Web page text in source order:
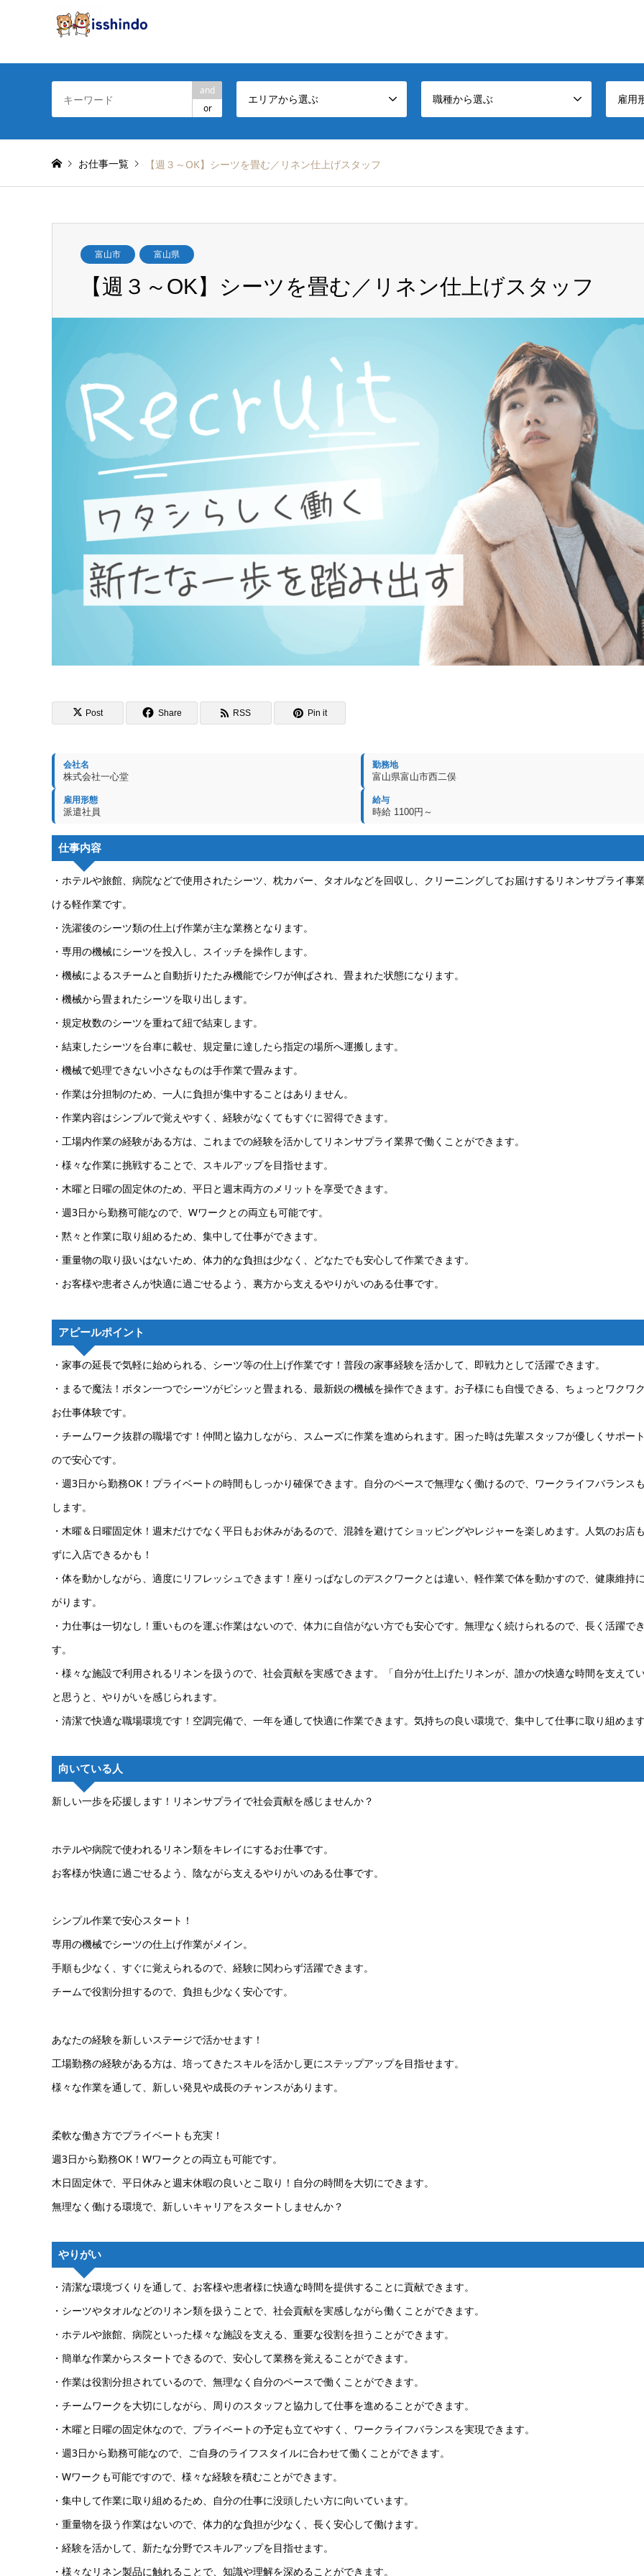
and
or
エリアから選ぶ 職種から選ぶ 雇用
お仕事一覧 【週３～OK】シーツを畳む／リネン仕上げスタッフ
富山市 富山県
【週３～OK】シーツを畳む／リネン仕上げスタッフ
Post Share RSS Pin it
会社名
株式会社一心堂
勤務地
富山県富山市西二俣
雇用形態
派遣社員
給与
時給 1100円～
仕事内容
・ホテルや旅館、病院などで使用されたシーツ、枕カバー、タオルなどを回収し、クリーニングしてお届けするリネンサプライ事
ける軽作業です。
・洗濯後のシーツ類の仕上げ作業が主な業務となります。
・専用の機械にシーツを投入し、スイッチを操作します。
・機械によるスチームと自動折りたたみ機能でシワが伸ばされ、畳まれた状態になります。
・機械から畳まれたシーツを取り出します。
・規定枚数のシーツを重ねて紐で結束します。
・結束したシーツを台車に載せ、規定量に達したら指定の場所へ運搬します。
・機械で処理できない小さなものは手作業で畳みます。
・作業は分担制のため、一人に負担が集中することはありません。
・作業内容はシンプルで覚えやすく、経験がなくてもすぐに習得できます。
・工場内作業の経験がある方は、これまでの経験を活かしてリネンサプライ業界で働くことができます。
・様々な作業に挑戦することで、スキルアップを目指せます。
・木曜と日曜の固定休のため、平日と週末両方のメリットを享受できます。
・週3日から勤務可能なので、Wワークとの両立も可能です。
・黙々と作業に取り組めるため、集中して仕事ができます。
・重量物の取り扱いはないため、体力的な負担は少なく、どなたでも安心して作業できます。
・お客様や患者さんが快適に過ごせるよう、裏方から支えるやりがいのある仕事です。
アピールポイント
・家事の延長で気軽に始められる、シーツ等の仕上げ作業です！普段の家事経験を活かして、即戦力として活躍できます。
・まるで魔法！ボタン一つでシーツがピシッと畳まれる、最新鋭の機械を操作できます。お子様にも自慢できる、ちょっとワクワ
お仕事体験です。
・チームワーク抜群の職場です！仲間と協力しながら、スムーズに作業を進められます。困った時は先輩スタッフが優しくサポー
ので安心です。
・週3日から勤務OK！プライベートの時間もしっかり確保できます。自分のペースで無理なく働けるので、ワークライフバランス
します。
・木曜＆日曜固定休！週末だけでなく平日もお休みがあるので、混雑を避けてショッピングやレジャーを楽しめます。人気のお店
ずに入店できるかも！
・体を動かしながら、適度にリフレッシュできます！座りっぱなしのデスクワークとは違い、軽作業で体を動かすので、健康維持
がります。
・力仕事は一切なし！重いものを運ぶ作業はないので、体力に自信がない方でも安心です。無理なく続けられるので、長く活躍で
す。
・様々な施設で利用されるリネンを扱うので、社会貢献を実感できます。「自分が仕上げたリネンが、誰かの快適な時間を支えて
と思うと、やりがいを感じられます。
・清潔で快適な職場環境です！空調完備で、一年を通して快適に作業できます。気持ちの良い環境で、集中して仕事に取り組めま
向いている人
新しい一歩を応援します！リネンサプライで社会貢献を感じませんか？
ホテルや病院で使われるリネン類をキレイにするお仕事です。
お客様が快適に過ごせるよう、陰ながら支えるやりがいのある仕事です。
シンプル作業で安心スタート！
専用の機械でシーツの仕上げ作業がメイン。
手順も少なく、すぐに覚えられるので、経験に関わらず活躍できます。
チームで役割分担するので、負担も少なく安心です。
あなたの経験を新しいステージで活かせます！
工場勤務の経験がある方は、培ってきたスキルを活かし更にステップアップを目指せます。
様々な作業を通して、新しい発見や成長のチャンスがあります。
柔軟な働き方でプライベートも充実！
週3日から勤務OK！Wワークとの両立も可能です。
木日固定休で、平日休みと週末休暇の良いとこ取り！自分の時間を大切にできます。
無理なく働ける環境で、新しいキャリアをスタートしませんか？
やりがい
・清潔な環境づくりを通して、お客様や患者様に快適な時間を提供することに貢献できます。
・シーツやタオルなどのリネン類を扱うことで、社会貢献を実感しながら働くことができます。
・ホテルや旅館、病院といった様々な施設を支える、重要な役割を担うことができます。
・簡単な作業からスタートできるので、安心して業務を覚えることができます。
・作業は役割分担されているので、無理なく自分のペースで働くことができます。
・チームワークを大切にしながら、周りのスタッフと協力して仕事を進めることができます。
・木曜と日曜の固定休なので、プライベートの予定も立てやすく、ワークライフバランスを実現できます。
・週3日から勤務可能なので、ご自身のライフスタイルに合わせて働くことができます。
・Wワークも可能ですので、様々な経験を積むことができます。
・集中して作業に取り組めるため、自分の仕事に没頭したい方に向いています。
・重量物を扱う作業はないので、体力的な負担が少なく、長く安心して働けます。
・経験を活かして、新たな分野でスキルアップを目指せます。
・様々なリネン製品に触れることで、知識や理解を深めることができます。